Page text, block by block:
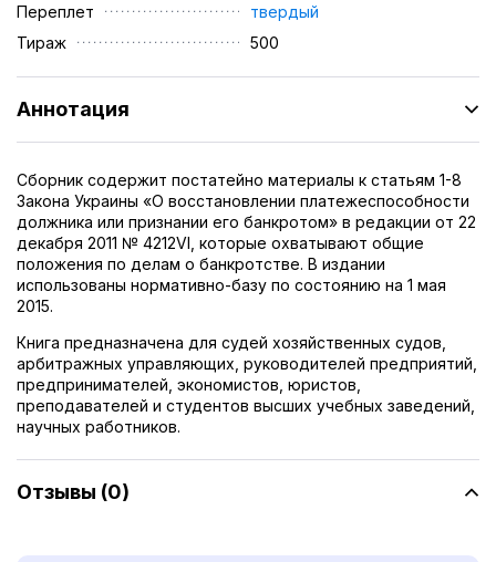
Переплет
твердый
Тираж
500
Аннотация
Сборник содержит постатейно материалы к статьям 1-8
Закона Украины «О восстановлении платежеспособности
должника или признании его банкротом» в редакции от 22
декабря 2011 № 4212VI, которые охватывают общие
положения по делам о банкротстве. В издании
использованы нормативно-базу по состоянию на 1 мая
2015.
Книга предназначена для судей хозяйственных судов,
арбитражных управляющих, руководителей предприятий,
предпринимателей, экономистов, юристов,
преподавателей и студентов высших учебных заведений,
научных работников.
Отзывы (0)